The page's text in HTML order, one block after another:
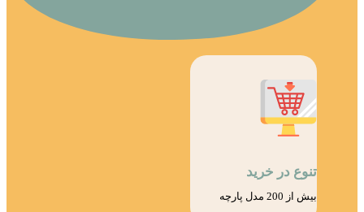
تنوع در خرید
بیش از 200 مدل پارچه